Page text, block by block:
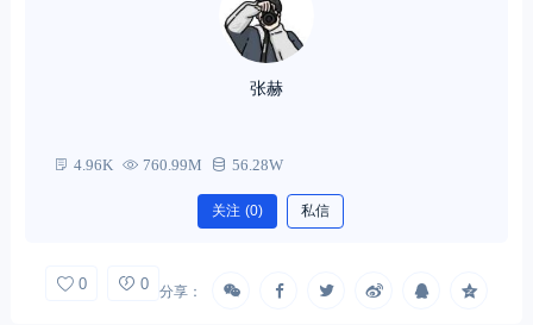
张赫
4.96K 760.99M 56.28W
关注 (0) 私信
0 0 分享：